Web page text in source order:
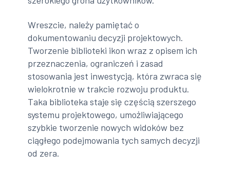
Wreszcie, należy pamiętać o
dokumentowaniu decyzji projektowych.
Tworzenie biblioteki ikon wraz z opisem ich
przeznaczenia, ograniczeń i zasad
stosowania jest inwestycją, która zwraca się
wielokrotnie w trakcie rozwoju produktu.
Taka biblioteka staje się częścią szerszego
systemu projektowego, umożliwiającego
szybkie tworzenie nowych widoków bez
ciągłego podejmowania tych samych decyzji
od zera.